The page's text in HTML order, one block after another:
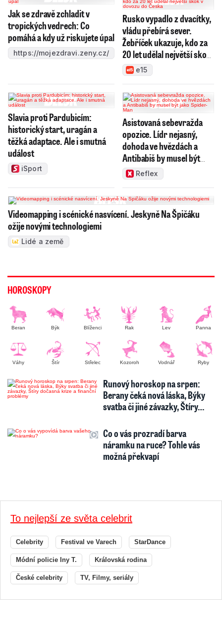
Jak se zdravě zchladit v
tropických vedrech: Co
pomáhá a kdy už riskujete úpal
https://mojezdravi.zeny.cz/
Rusko vypadlo z dvacítky,
vládu přebírá sever.
Žebříček ukazuje, kdo za
20 let udělal největší skok
v dovozu do Česka
e15
Slavia proti Pardubicím:
historický start, uragán a
těžká adaptace. Ale i smutná
událost
iSport
Asistovaná sebevražda
opozice. Lídr nejasný,
dohoda ve hvězdách a
Antibabiš by musel být
jako Spider-Man
Reflex
Videomapping i scénické nasvícení. Jeskyně Na Špičáku
ožije novými technologiemi
Lidé a země
HOROSKOPY
Beran Býk Blíženci Rak Lev Panna
Váhy Štír Střelec Kozoroh Vodnář Ryby
Runový horoskop na srpen:
Berany čeká nová láska, Býky
svatba či jiné závazky, Štíry…
Co o vás prozradí barva
náramku na ruce? Tohle vás
možná překvapí
To nejlepší ze světa celebrit
Celebrity Festival ve Varech StarDance
Módní policie Iny T. Královská rodina
České celebrity TV, Filmy, seriály